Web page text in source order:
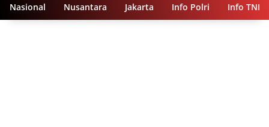
Nasional Nusantara Jakarta Info Polri Info TNI